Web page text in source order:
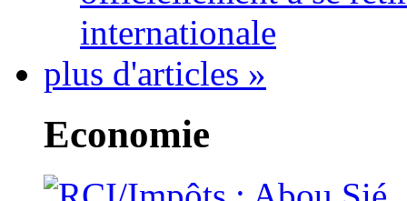
internationale
plus d'articles »
Economie